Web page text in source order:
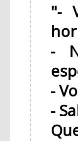
"-
-
-
-